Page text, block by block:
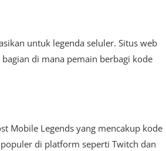
untuk legenda seluler. Situs web
di mana pemain berbagi kode
Mobile Legends yang mencakup kode
di platform seperti Twitch dan